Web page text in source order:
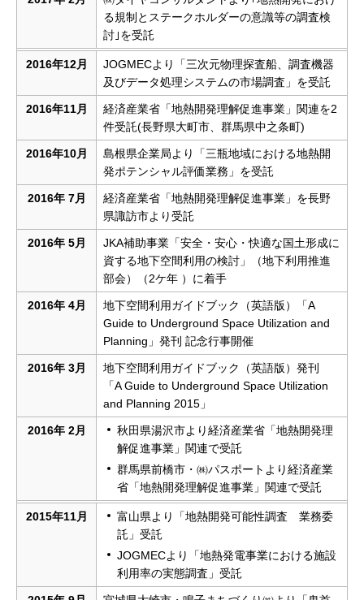
る規制とステークホルダーの意識等の調査検
討｣を受託
2016年12月
JOGMECより「三次元物理探査船、調査機器
及びデータ処理システムの市場調査」を受託
2016年11月
経済産業省「地熱開発理解促進事業」関連を2
件受託(長野県大町市、群馬県中之条町)
2016年10月
島根県企業局より「三瓶地域における地熱開
発ポテンシャル評価業務」を受託
2016年 7月
経済産業省「地熱開発理解促進事業」を長野
県諏訪市より受託
2016年 5月
JKA補助事業「安全・安心・快適な国土形成に
資する地下空間利用の検討」（地下利用推進
部会）（2ケ年 ）に着手
2016年 4月
地下空間利用ガイドブック（英語版）「A
Guide to Underground Space Utilization and
Planning」発刊 記念行事開催
2016年 3月
地下空間利用ガイドブック（英語版）発刊
「A Guide to Underground Space Utilization
and Planning 2015」
2016年 2月
秋田県湯沢市より経済産業省「地熱開発理
解促進事業」関連で受託
群馬県前橋市・㈱パスポートより経済産業
省「地熱開発理解促進事業」関連で受託
2015年11月
富山県より「地熱開発可能性調査 業務委
託」受託
JOGMECより「地熱発電事業における施設
利用率の実態調査」受託